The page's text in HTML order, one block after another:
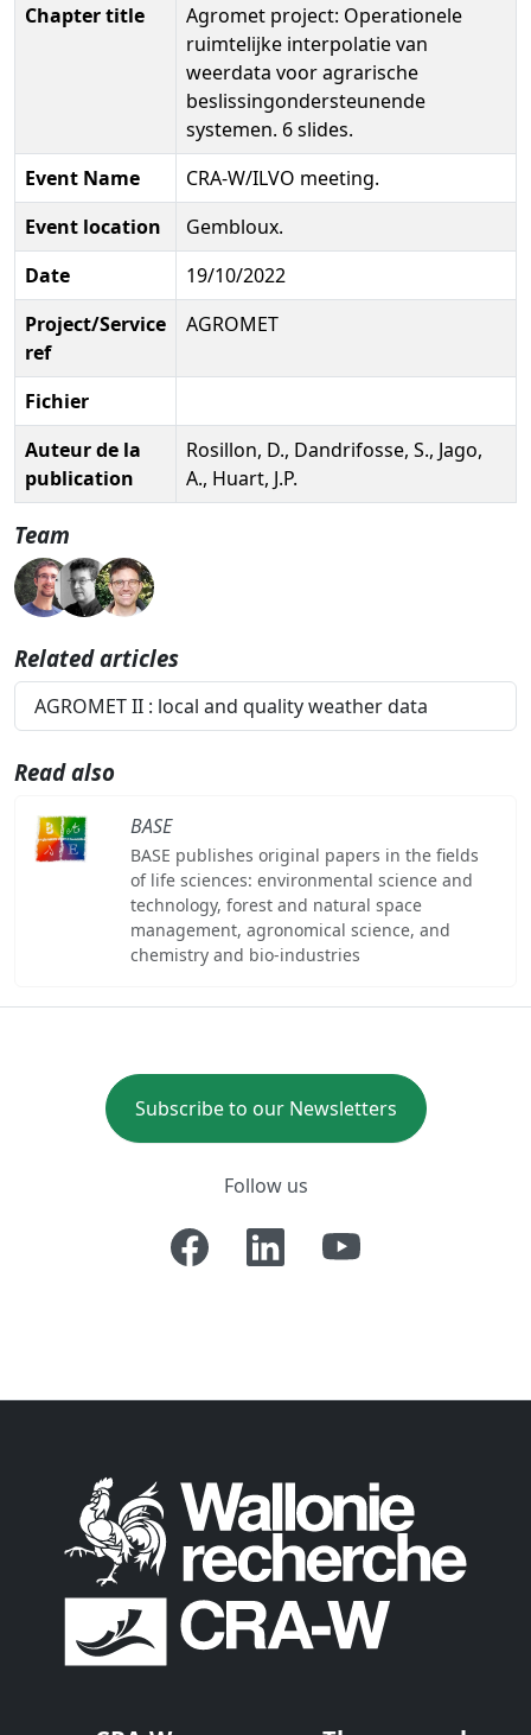
Chapter title
Agromet project: Operationele
ruimtelijke interpolatie van
weerdata voor agrarische
beslissingondersteunende
systemen. 6 slides.
Event Name
CRA-W/ILVO meeting.
Event location
Gembloux.
Date
19/10/2022
Project/Service
ref
AGROMET
Fichier
Auteur de la
publication
Rosillon, D., Dandrifosse, S., Jago,
A., Huart, J.P.
Team
Related articles
AGROMET II : local and quality weather data
Read also
BASE
BASE publishes original papers in the fields
of life sciences: environmental science and
technology, forest and natural space
management, agronomical science, and
chemistry and bio-industries
Subscribe to our Newsletters
Follow us